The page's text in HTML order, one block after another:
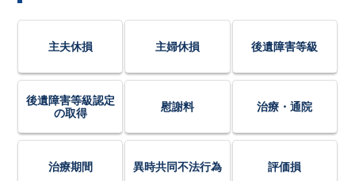
主夫休損 主婦休損 後遺障害等級
後遺障害等級認定
の取得
慰謝料 治療・通院
治療期間 異時共同不法行為 評価損